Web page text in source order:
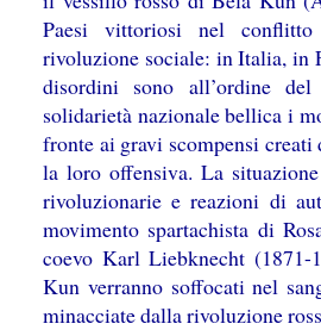
Paesi vittoriosi nel
rivoluzione sociale: in Italia, in
disordini sono all’ordine
solidarietà nazionale bellica i
fronte ai gravi scompensi
la loro offensiva. La
rivoluzionarie e reazioni di
movimento spartachista di
coevo Karl Liebknecht
Kun verranno soffocati nel
minacciate dalla rivoluzione